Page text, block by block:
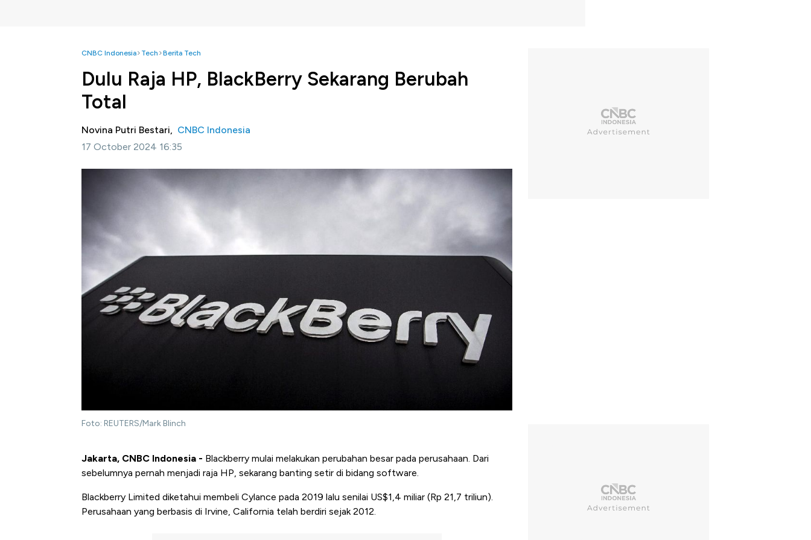
CNBC Indonesia Tech Berita Tech
Dulu Raja HP, BlackBerry Sekarang Berubah
Total
Novina Putri Bestari, CNBC Indonesia
17 October 2024 16:35
Foto: REUTERS/Mark Blinch
Jakarta, CNBC Indonesia - Blackberry mulai melakukan perubahan besar pada perusahaan. Dari
sebelumnya pernah menjadi raja HP, sekarang banting setir di bidang software.
Blackberry Limited diketahui membeli Cylance pada 2019 lalu senilai US$1,4 miliar (Rp 21,7 triliun).
Perusahaan yang berbasis di Irvine, California telah berdiri sejak 2012.